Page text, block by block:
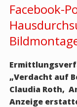
Facebook-
„Verdacht auf
Claudia Roth,
Anzeige